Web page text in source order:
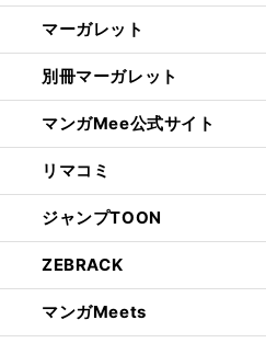
マーガレット
別冊マーガレット
マンガMee公式サイト
リマコミ
ジャンプTOON
ZEBRACK
マンガMeets